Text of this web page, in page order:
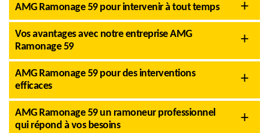
AMG Ramonage 59 pour intervenir à tout temps
Vos avantages avec notre entreprise AMG
Ramonage 59
AMG Ramonage 59 pour des interventions
efficaces
AMG Ramonage 59 un ramoneur professionnel
qui répond à vos besoins